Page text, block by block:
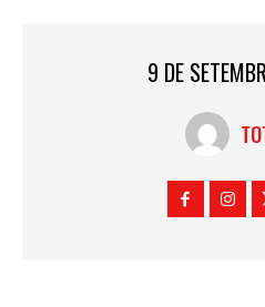
9 DE